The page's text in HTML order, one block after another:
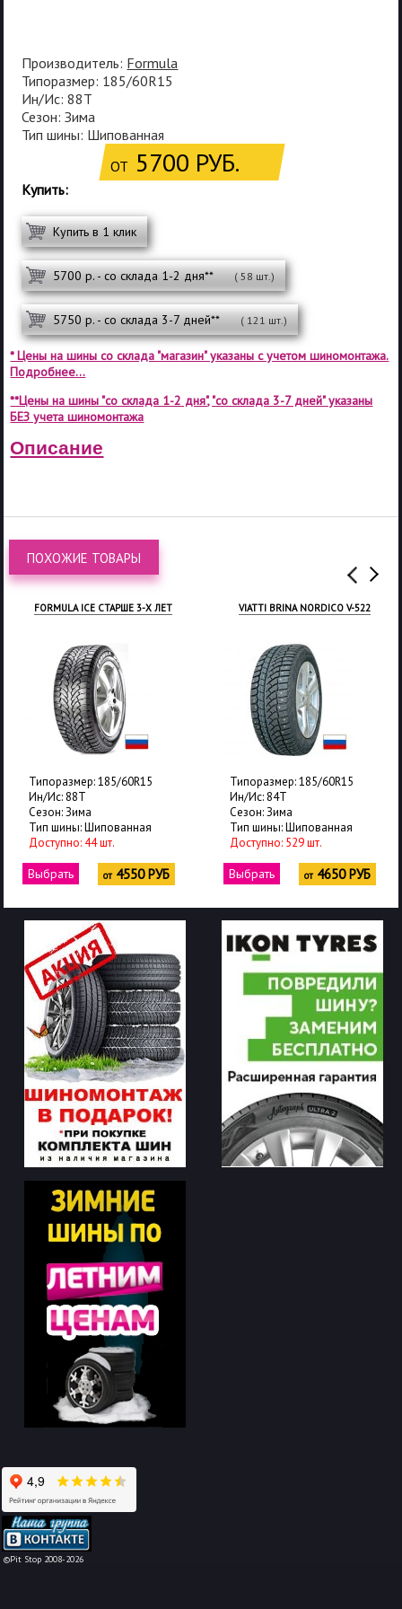
Производитель: Formula
Типоразмер: 185/60R15
Ин/Ис: 88T
Сезон: Зима
Тип шины: Шипованная
ОТ 5700 РУБ.
Купить:
Купить в 1 клик
5700 р. - со склада 1-2 дня** ( 58 шт.)
5750 р. - со склада 3-7 дней** ( 121 шт.)
* Цены на шины со склада "магазин" указаны с учетом шиномонтажа.
Подробнее...
**Цены на шины "со склада 1-2 дня", "со склада 3-7 дней" указаны
БЕЗ учета шиномонтажа
Описание
ПОХОЖИЕ ТОВАРЫ
FORMULA ICE СТАРШЕ 3-Х ЛЕТ
Типоразмер: 185/60R15
Ин/Ис: 88T
Сезон: Зима
Тип шины: Шипованная
Доступно: 44 шт.
Выбрать от4550 РУБ
VIATTI BRINA NORDICO V-522
Типоразмер: 185/60R15
Ин/Ис: 84T
Сезон: Зима
Тип шины: Шипованная
Доступно: 529 шт.
Выбрать от4650 РУБ
©Pit Stop 2008-2026
-->